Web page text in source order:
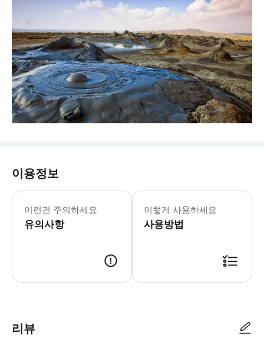
이용정보
이런건 주의하세요
유의사항
이렇게 사용하세요
사용방법
리뷰